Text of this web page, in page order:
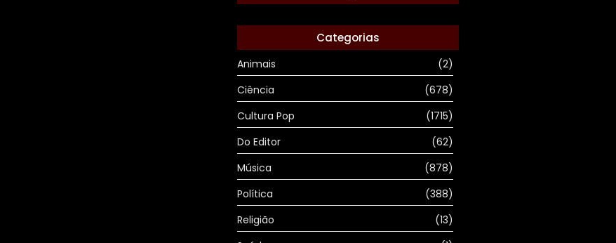
Categorias
Animais
(2)
Ciência
(678)
Cultura Pop
(1715)
Do Editor
(62)
Música
(878)
Política
(388)
Religião
(13)